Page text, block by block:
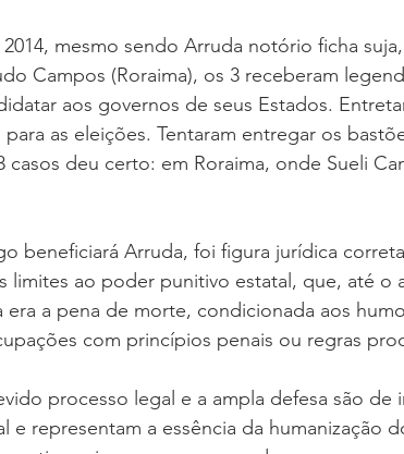
mesmo sendo Arruda notório ficha
Campos (Roraima), os 3 receberam
aos governos de seus Estados.
as eleições. Tentaram entregar os
casos deu certo: em Roraima, onde Sueli
beneficiará Arruda, foi figura jurídica
limites ao poder punitivo estatal, que, até o
a pena de morte, condicionada aos
com princípios penais ou regras
processo legal e a ampla defesa são de
e representam a essência da humanização